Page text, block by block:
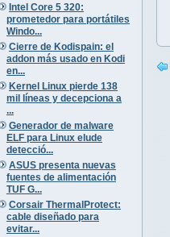
Intel Core 5 320:
prometedor para portátiles
Windo...
Cierre de Kodispain: el
addon más usado en Kodi
en...
Kernel Linux pierde 138
mil líneas y decepciona a
...
Generador de malware
ELF para Linux elude
detecció...
ASUS presenta nuevas
fuentes de alimentación
TUF G...
Corsair ThermalProtect:
cable diseñado para
evitar...